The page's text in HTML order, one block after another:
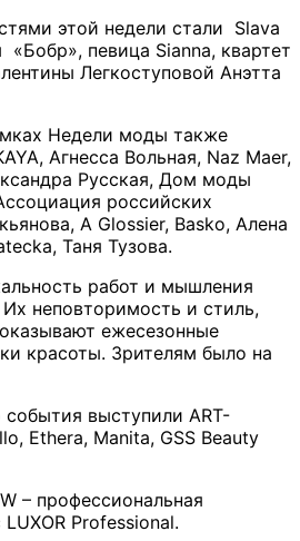
этой недели стали Slava
певица Sianna, квартет
Легкоступовой Анэтта
Недели моды также
Агнесса Вольная, Naz Maer,
Русская, Дом моды
российских
А Glossier, Basko, Алена
Таня Тузова.
работ и мышления
неповторимость и стиль,
ежесезонные
красоты. Зрителям было на
выступили ART-
Ethera, Manita, GSS Beauty
– профессиональная
Professional.